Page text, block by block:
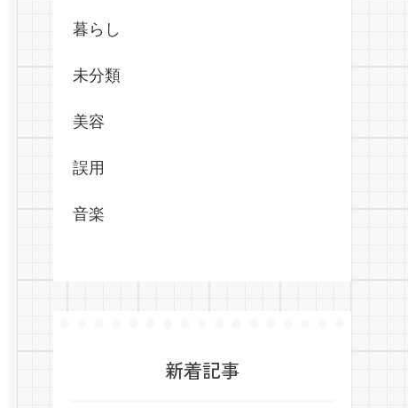
暮らし
未分類
美容
誤用
音楽
新着記事